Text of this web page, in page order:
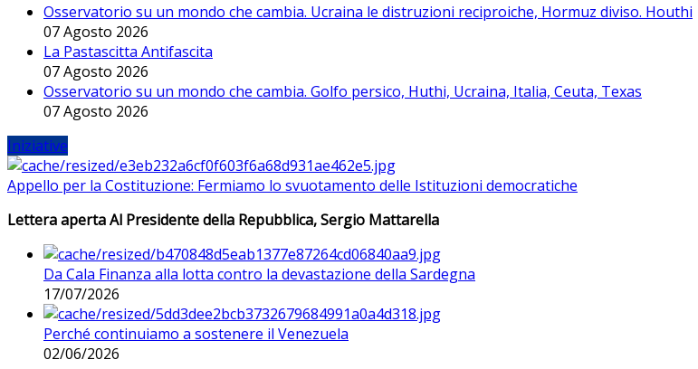
Osservatorio su un mondo che cambia. Ucraina le distruzioni reciproiche, Hormuz diviso. Houthi
07 Agosto 2026
La Pastascitta Antifascita
07 Agosto 2026
Osservatorio su un mondo che cambia. Golfo persico, Huthi, Ucraina, Italia, Ceuta, Texas
07 Agosto 2026
Iniziative
Appello per la Costituzione: Fermiamo lo svuotamento delle Istituzioni democratiche
Lettera aperta Al Presidente della Repubblica, Sergio Mattarella
Da Cala Finanza alla lotta contro la devastazione della Sardegna
17/07/2026
Perché continuiamo a sostenere il Venezuela
02/06/2026